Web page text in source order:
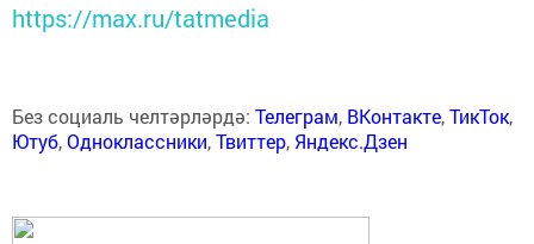
https://max.ru/tatmedia
Без социаль челтәрләрдә: Телеграм, ВКонтакте,ТикТок,
Ютуб,Одноклассники,Твиттер, Яндекс.Дзен